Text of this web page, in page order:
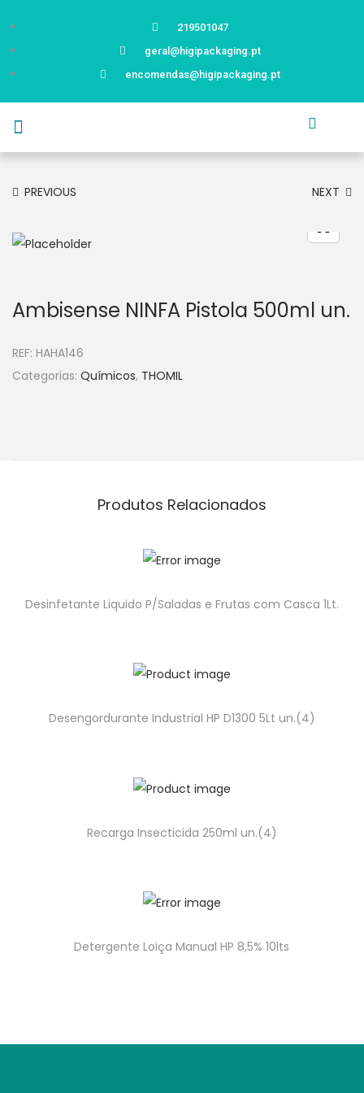
219501047
geral@higipackaging.pt
encomendas@higipackaging.pt
PREVIOUS NEXT
Ambisense NINFA Pistola 500ml un.
REF: HAHA146
Categorias: Químicos, THOMIL
Produtos Relacionados
Desinfetante Liquido P/Saladas e Frutas com Casca 1Lt.
Desengordurante Industrial HP D1300 5Lt un.(4)
Recarga Insecticida 250ml un.(4)
Detergente Loiça Manual HP 8,5% 10lts